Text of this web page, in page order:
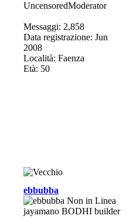
UncensoredModerator
Messaggi: 2,858
Data registrazione: Jun
2008
Località: Faenza
Età: 50
ebbubba
jayamano BODHI builder